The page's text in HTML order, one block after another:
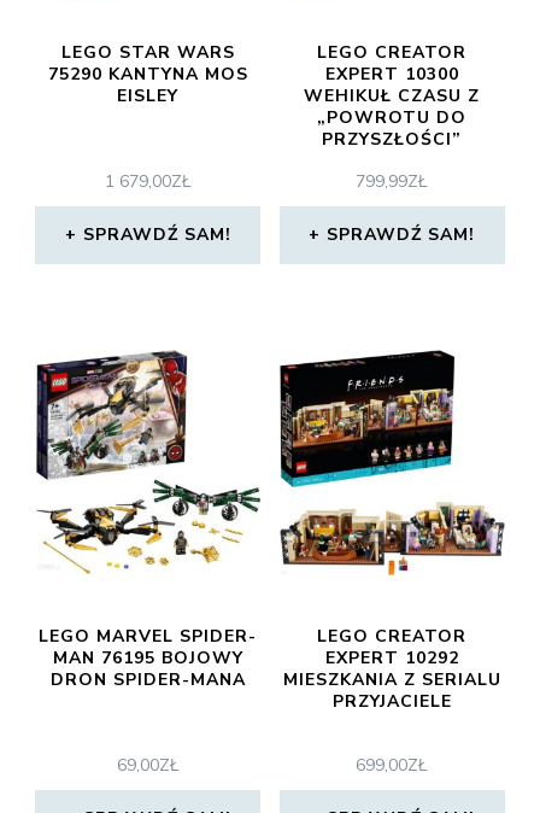
LEGO STAR WARS
75290 KANTYNA MOS
EISLEY
1 679,00ZŁ
SPRAWDŹ SAM!
LEGO CREATOR
EXPERT 10300
WEHIKUŁ CZASU Z
„POWROTU DO
PRZYSZŁOŚCI”
799,99ZŁ
SPRAWDŹ SAM!
LEGO MARVEL SPIDER-
MAN 76195 BOJOWY
DRON SPIDER-MANA
69,00ZŁ
LEGO CREATOR
EXPERT 10292
MIESZKANIA Z SERIALU
PRZYJACIELE
699,00ZŁ